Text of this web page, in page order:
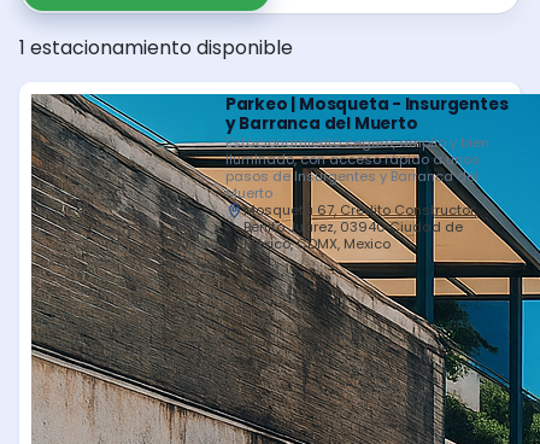
1 estacionamiento disponible
Parkeo | Mosqueta - Insurgentes
y Barranca del Muerto
Estacionamiento seguro, amplio y bien
iluminado, con acceso rápido a unos
pasos de Insurgentes y Barranca del
Muerto
Mosqueta 67, Crédito Constructor,
Benito Juárez, 03940 Ciudad de
México, CDMX, Mexico